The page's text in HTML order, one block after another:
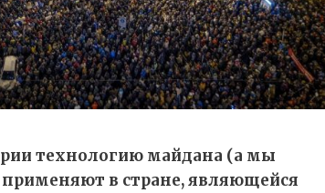
технологию майдана (а мы
в стране, являющейся